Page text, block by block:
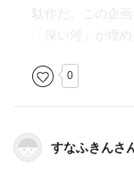
駄作だ。この企
「深い河」が埋
0
すなふきんさ